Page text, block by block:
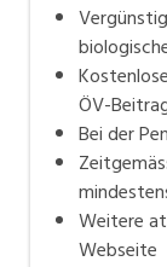
ÖV-
Bei der
Weitere
Webseite